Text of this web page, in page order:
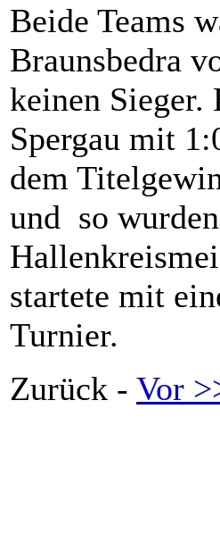
Beide Teams
Braunsbedra
keinen Sieger.
Spergau mit
dem
und so
startete mit
Turnier.
Zurück - Vor